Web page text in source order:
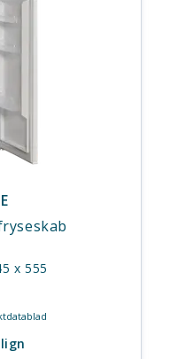
545 x 555